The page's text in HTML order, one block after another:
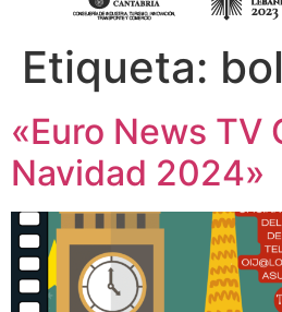
Etiqueta:
«Euro News TV
Navidad 2024»